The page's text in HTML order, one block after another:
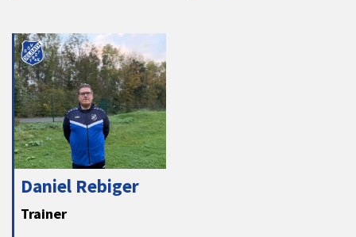
Daniel Rebiger
Trainer